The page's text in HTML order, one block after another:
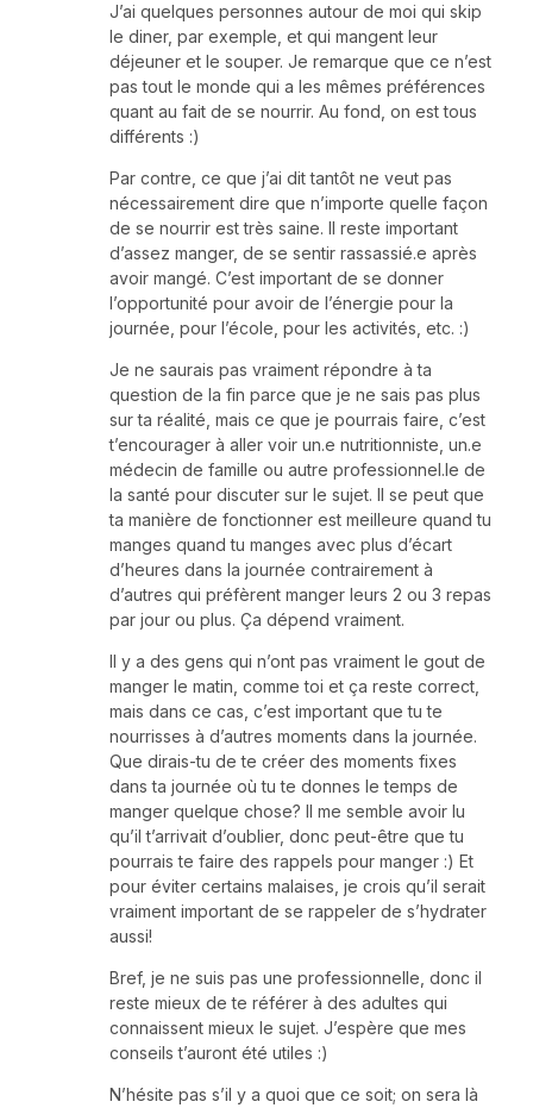
J’ai quelques personnes autour de moi qui skip
le diner, par exemple, et qui mangent leur
déjeuner et le souper. Je remarque que ce n’est
pas tout le monde qui a les mêmes préférences
quant au fait de se nourrir. Au fond, on est tous
différents :)
Par contre, ce que j’ai dit tantôt ne veut pas
nécessairement dire que n’importe quelle façon
de se nourrir est très saine. Il reste important
d’assez manger, de se sentir rassassié.e après
avoir mangé. C’est important de se donner
l’opportunité pour avoir de l’énergie pour la
journée, pour l’école, pour les activités, etc. :)
Je ne saurais pas vraiment répondre à ta
question de la fin parce que je ne sais pas plus
sur ta réalité, mais ce que je pourrais faire, c’est
t’encourager à aller voir un.e nutritionniste, un.e
médecin de famille ou autre professionnel.le de
la santé pour discuter sur le sujet. Il se peut que
ta manière de fonctionner est meilleure quand tu
manges quand tu manges avec plus d’écart
d’heures dans la journée contrairement à
d’autres qui préfèrent manger leurs 2 ou 3 repas
par jour ou plus. Ça dépend vraiment.
Il y a des gens qui n’ont pas vraiment le gout de
manger le matin, comme toi et ça reste correct,
mais dans ce cas, c’est important que tu te
nourrisses à d’autres moments dans la journée.
Que dirais-tu de te créer des moments fixes
dans ta journée où tu te donnes le temps de
manger quelque chose? Il me semble avoir lu
qu’il t’arrivait d’oublier, donc peut-être que tu
pourrais te faire des rappels pour manger :) Et
pour éviter certains malaises, je crois qu’il serait
vraiment important de se rappeler de s’hydrater
aussi!
Bref, je ne suis pas une professionnelle, donc il
reste mieux de te référer à des adultes qui
connaissent mieux le sujet. J’espère que mes
conseils t’auront été utiles :)
N’hésite pas s’il y a quoi que ce soit; on sera là